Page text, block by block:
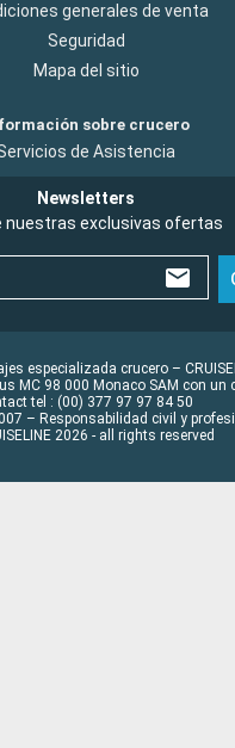
generales de venta
Seguridad
Mapa del sitio
sobre crucero
de Asistencia
Newsletters
nuestras exclusivas ofertas
especializada crucero –
MC 98 000 Monaco SAM con un
tel : (00) 377 97 97 84 50
– Responsabilidad civil y
2026 - all rights reserved